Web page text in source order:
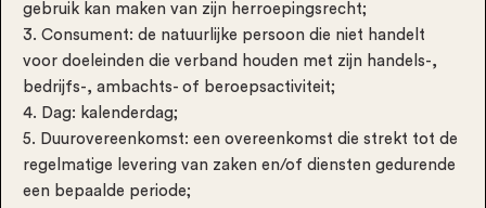
gebruik kan maken van zijn herroepingsrecht;
3. Consument: de natuurlijke persoon die niet handelt
voor doeleinden die verband houden met zijn handels-,
bedrijfs-, ambachts- of beroepsactiviteit;
4. Dag: kalenderdag;
5. Duurovereenkomst: een overeenkomst die strekt tot de
regelmatige levering van zaken en/of diensten gedurende
een bepaalde periode;